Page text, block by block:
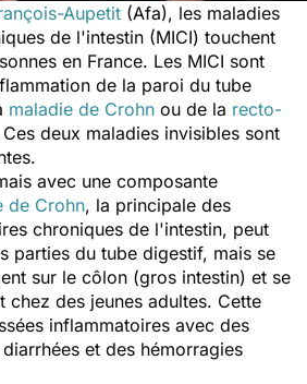
Aupetit (Afa), les maladies
de l'intestin (MICI) touchent
en France. Les MICI sont
de la paroi du tube
maladie de Crohn ou de la recto-
Ces deux maladies invisibles sont
avec une composante
de Crohn, la principale des
chroniques de l'intestin, peut
parties du tube digestif, mais se
sur le côlon (gros intestin) et se
chez des jeunes adultes. Cette
inflammatoires avec des
et des hémorragies